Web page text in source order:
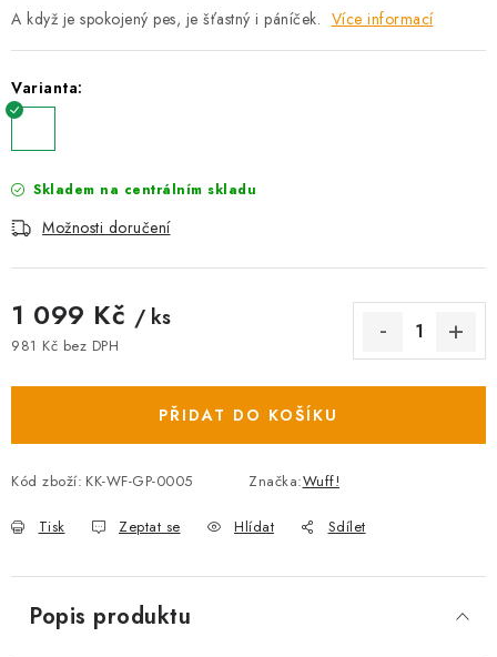
A když je spokojený pes, je šťastný i páníček. Více informací
Varianta:
Skladem na centrálním skladu
Možnosti doručení
1 099 Kč / ks
981 Kč bez DPH
PŘIDAT DO KOŠÍKU
Kód zboží: KK-WF-GP-0005 Značka:Wuff!
Tisk Zeptat se Hlídat Sdílet
Popis produktu